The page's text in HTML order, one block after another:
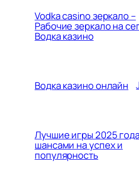
Vodka casino зеркало –
Рабочие зеркало на
Водка казино
Водка казино онлайн
Лучшие игры 2025
шансами на успех и
популярность